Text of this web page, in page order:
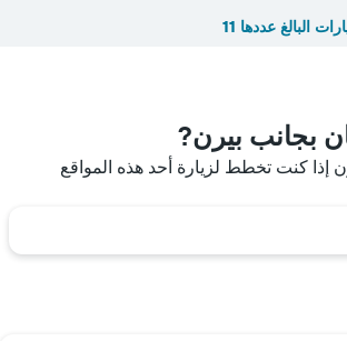
البالغ عددها 11
بجانب بيرن?
إذا كنت تخطط لزيارة أحد هذه المواقع